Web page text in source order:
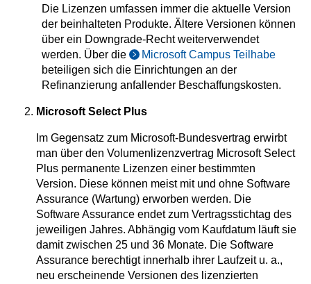
Die Lizenzen umfassen immer die aktuelle Version
der beinhalteten Produkte. Ältere Versionen können
über ein Downgrade-Recht weiterverwendet
werden. Über die
Microsoft Campus Teilhabe
beteiligen sich die Einrichtungen an der
Refinanzierung anfallender Beschaffungskosten.
Microsoft Select Plus
Im Gegensatz zum Microsoft-Bundesvertrag erwirbt
man über den Volumenlizenzvertrag Microsoft Select
Plus permanente Lizenzen einer bestimmten
Version. Diese können meist mit und ohne Software
Assurance (Wartung) erworben werden. Die
Software Assurance endet zum Vertragsstichtag des
jeweiligen Jahres. Abhängig vom Kaufdatum läuft sie
damit zwischen 25 und 36 Monate. Die Software
Assurance berechtigt innerhalb ihrer Laufzeit u. a.,
neu erscheinende Versionen des lizenzierten